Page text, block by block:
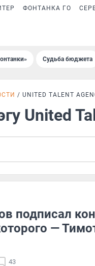
ФОНТАНКА ГО
Судьба бюджета
UNITED TALENT
United
подписал
—
43